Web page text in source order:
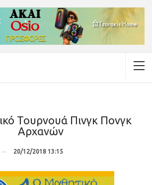
Τουρνουά Πινγκ Πονγκ
Αρχανών
20/12/2018 13:15